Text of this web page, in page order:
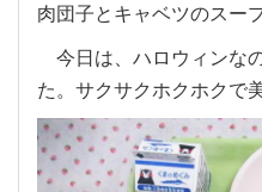
肉団子とキャベツのスー
今日は、ハロウィンな
た。サクサクホクホクで